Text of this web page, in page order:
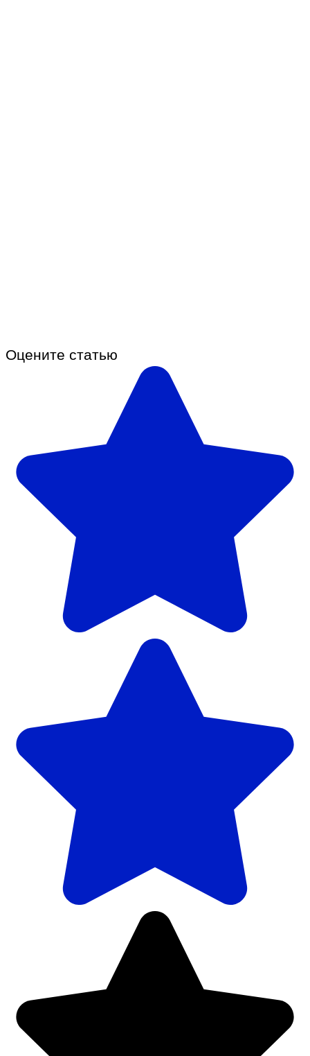
Оцените статью